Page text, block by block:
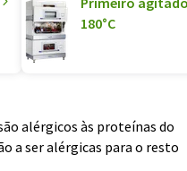
180°C
alérgicos às proteínas do
a ser alérgicas para o resto